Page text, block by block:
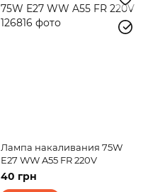
Лампа накаливания 75W
E27 WW A55 FR 220V
40 грн